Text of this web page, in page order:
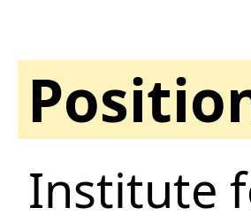
Institute